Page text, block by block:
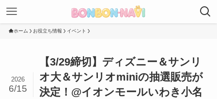
ホーム お役立ち情報 イベント
【3/29締切】ディズニー＆サンリ
オ大＆サンリオminiの抽選販売が
決定！@イオンモールいわき小名
2026
6/15